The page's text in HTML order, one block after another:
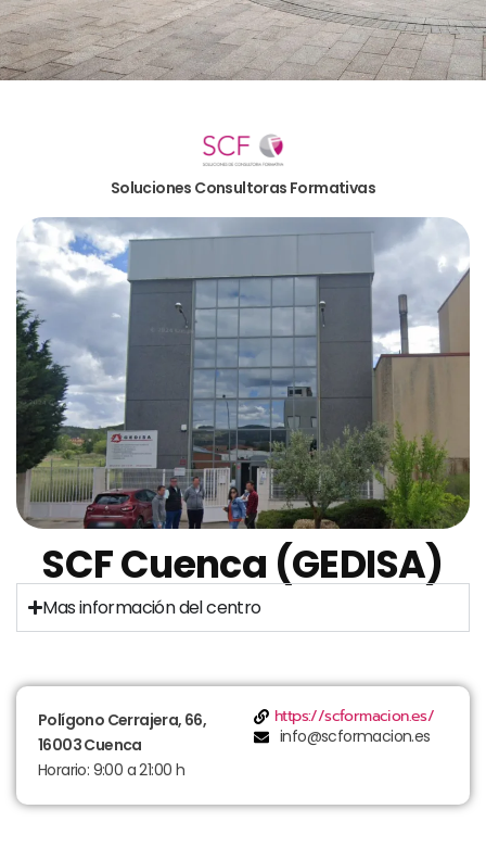
Soluciones Consultoras Formativas
SCF Cuenca (GEDISA)
Mas información del centro
Polígono Cerrajera, 66,
16003 Cuenca
Horario: 9:00 a 21:00 h
https://scformacion.es/
info@scformacion.es